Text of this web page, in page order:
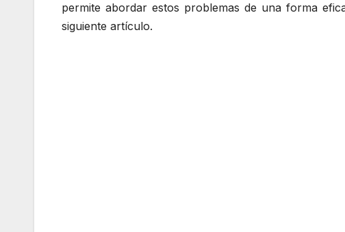
permite abordar estos problemas de una forma
siguiente artículo.